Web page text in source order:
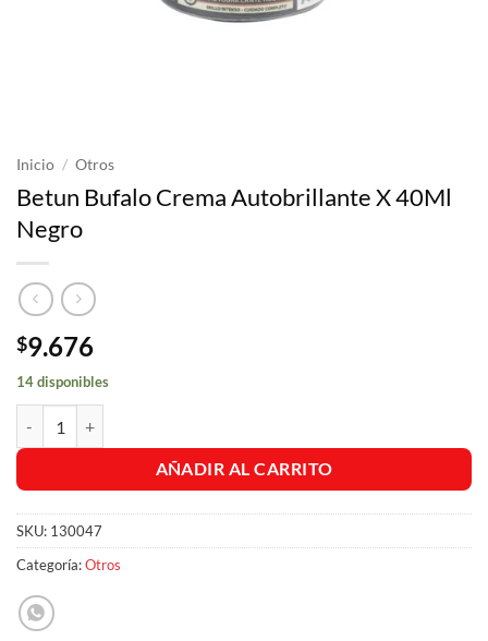
Inicio / Otros
Betun Bufalo Crema Autobrillante X 40Ml
Negro
$9.676
14 disponibles
AÑADIR AL CARRITO
SKU: 130047
Categoría:Otros